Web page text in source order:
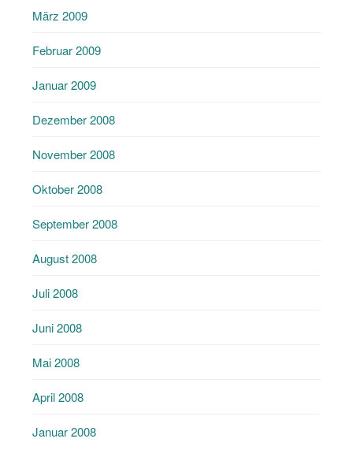
März 2009
Februar 2009
Januar 2009
Dezember 2008
November 2008
Oktober 2008
September 2008
August 2008
Juli 2008
Juni 2008
Mai 2008
April 2008
Januar 2008